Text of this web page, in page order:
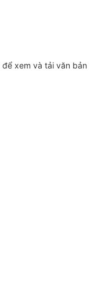
để xem và tải văn bản